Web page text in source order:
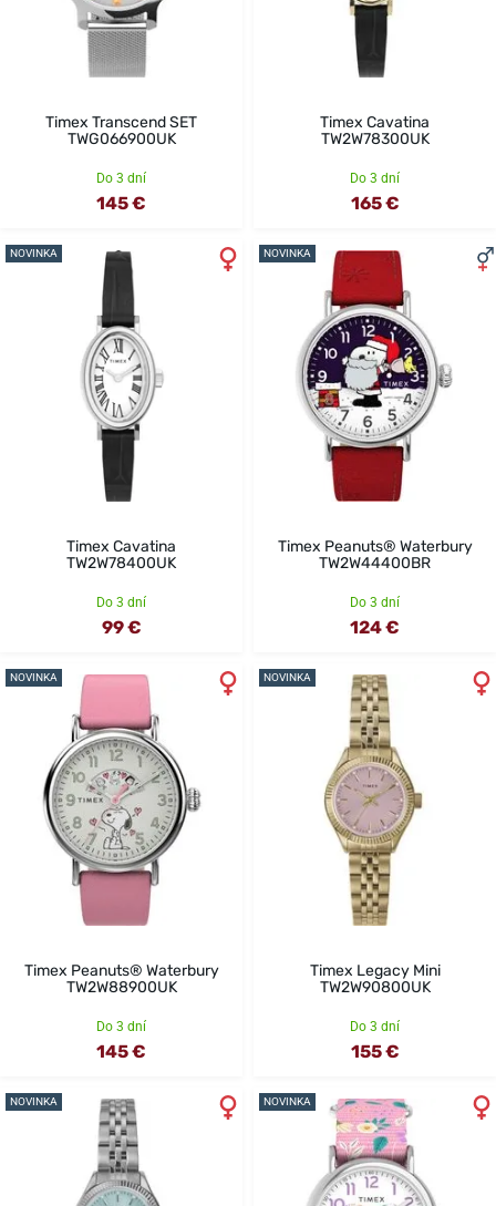
Timex Transcend SET
TWG066900UK
Do 3 dní
145 €
Timex Cavatina
TW2W78300UK
Do 3 dní
165 €
NOVINKA
Timex Cavatina
TW2W78400UK
Do 3 dní
99 €
NOVINKA
Timex Peanuts® Waterbury
TW2W44400BR
Do 3 dní
124 €
NOVINKA
Timex Peanuts® Waterbury
TW2W88900UK
Do 3 dní
145 €
NOVINKA
Timex Legacy Mini
TW2W90800UK
Do 3 dní
155 €
NOVINKA NOVINKA